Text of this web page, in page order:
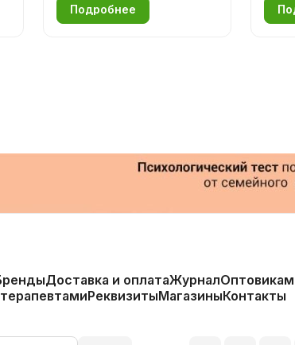
Подробнее
Доставка и оплатаЖурналОптовикам
РеквизитыМагазиныКонтакты